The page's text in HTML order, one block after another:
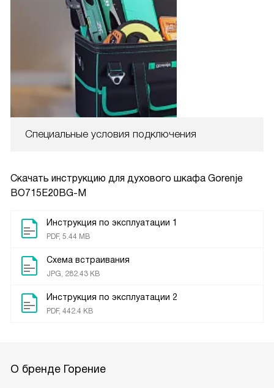
Специальные условия подключения
Скачать инструкцию для духового шкафа Gorenje
BO715E20BG-M
Инструкция по эксплуатации 1
PDF, 5.44 MB
Схема встраивания
JPG, 282.43 KB
Инструкция по эксплуатации 2
PDF, 442.4 KB
О бренде Горение